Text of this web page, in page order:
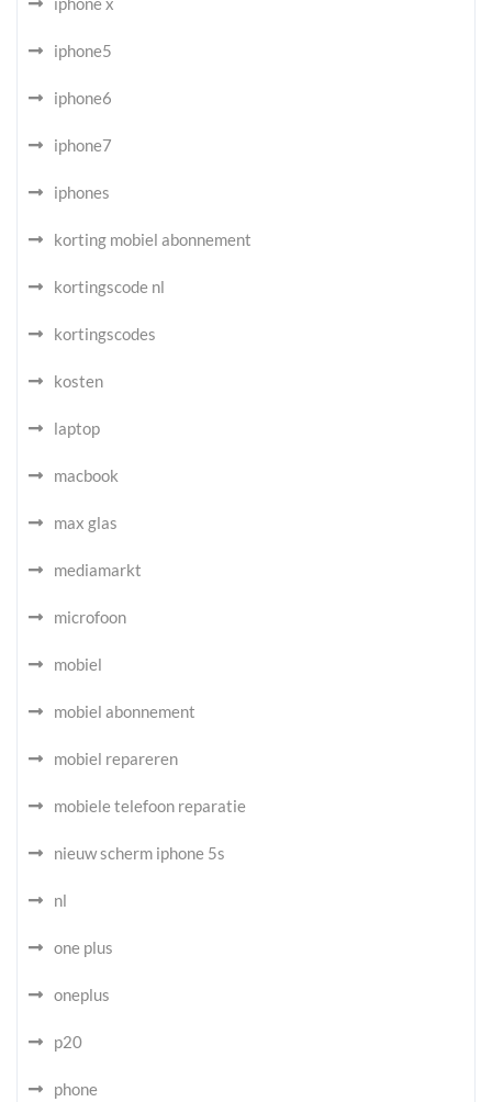
iphone5
iphone6
iphone7
iphones
korting mobiel abonnement
kortingscode nl
kortingscodes
kosten
laptop
macbook
max glas
mediamarkt
microfoon
mobiel
mobiel abonnement
mobiel repareren
mobiele telefoon reparatie
nieuw scherm iphone 5s
nl
one plus
oneplus
p20
phone